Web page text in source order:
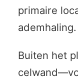
primaire
ademhaling.
Buiten het